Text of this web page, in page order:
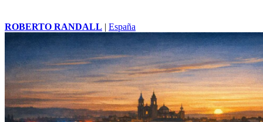
ROBERTO RANDALL | España